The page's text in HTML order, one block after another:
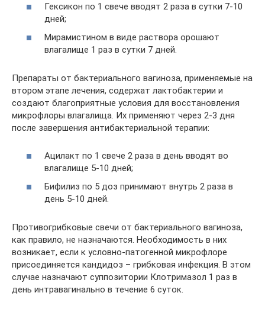
Гексикон по 1 свече вводят 2 раза в сутки 7-10
дней;
Мирамистином в виде раствора орошают
влагалище 1 раз в сутки 7 дней.
Препараты от бактериального вагиноза, применяемые на
втором этапе лечения, содержат лактобактерии и
создают благоприятные условия для восстановления
микрофлоры влагалища. Их применяют через 2-3 дня
после завершения антибактериальной терапии:
Ацилакт по 1 свече 2 раза в день вводят во
влагалище 5-10 дней;
Бифилиз по 5 доз принимают внутрь 2 раза в
день 5-10 дней.
Противогрибковые свечи от бактериального вагиноза,
как правило, не назначаются. Необходимость в них
возникает, если к условно-патогенной микрофлоре
присоединяется кандидоз – грибковая инфекция. В этом
случае назначают суппозитории Клотримазол 1 раз в
день интравагинально в течение 6 суток.